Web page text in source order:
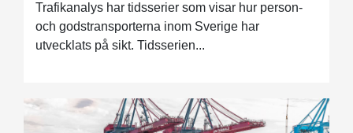
Trafikanalys har tidsserier som visar hur person-
och godstransporterna inom Sverige har
utvecklats på sikt. Tidsserien...